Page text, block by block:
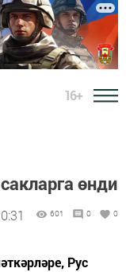
16+
өнди
601 0 0
Рус